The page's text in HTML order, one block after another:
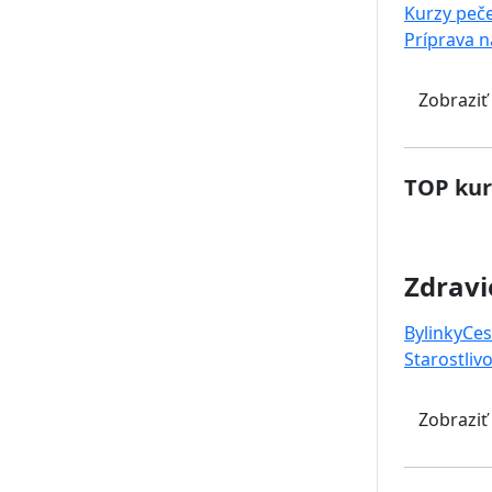
Kurzy
Príprava
Zobraziť
TOP
Bylinky
Zobraziť